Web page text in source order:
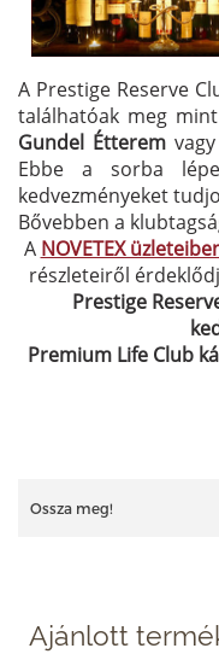
A Prestige Reserve
találhatóak meg
Gundel Étterem
Ebbe a sorba
kedvezményeket
Bővebben a
A NOVETEX
részleteiről
Prestige
Premium Life Club
Ossza meg!
Ajánlott